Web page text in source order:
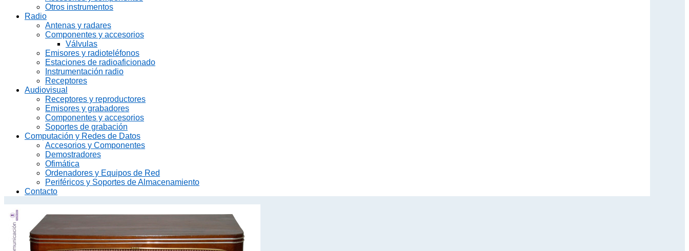
Otros instrumentos
Radio
Antenas y radares
Componentes y accesorios
Válvulas
Emisores y radioteléfonos
Estaciones de radioaficionado
Instrumentación radio
Receptores
Audiovisual
Receptores y reproductores
Emisores y grabadores
Componentes y accesorios
Soportes de grabación
Computación y Redes de Datos
Accesorios y Componentes
Demostradores
Ofimática
Ordenadores y Equipos de Red
Periféricos y Soportes de Almacenamiento
Contacto